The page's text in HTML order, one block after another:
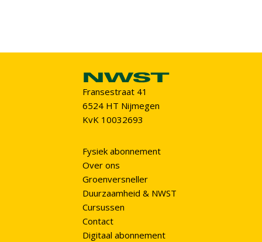
Fransestraat 41
6524 HT Nijmegen
KvK 10032693
Fysiek abonnement
Over ons
Groenversneller
Duurzaamheid & NWST
Cursussen
Contact
Digitaal abonnement